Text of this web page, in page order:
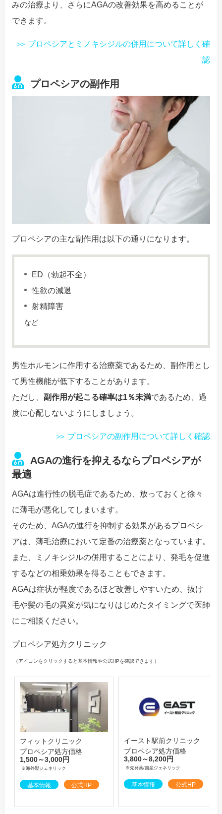
みの治療より、さらにAGAの改善効果を高めることが
できます。
プロペシアとミノキシジルの併用について詳しく確
認
プロペシアの副作用
プロペシアの主な副作用は以下の通りになります。
ED（勃起不全）
性欲の減退
射精障害
など
男性ホルモンに作用する治療薬であるため、副作用とし
て男性機能が低下することがあります。
ただし、 副作用が起こる確率は1％未満であるため、過
度に心配しないようにしましょう。
プロペシアの副作用について詳しく確認
AGAの進行を抑えるならプロペシアが
最適
AGAは進行性の脱毛症であるため、放っておくと徐々
に薄毛が悪化してしまいます。
そのため、AGAの進行を抑制する効果があるプロペシ
アは、薄毛治療において定番の治療薬となっています。
また、ミノキシジルの併用することにより、発毛を促進
するなどの相乗効果を得ることもできます。
AGAは症状が軽度であるほど改善しやすいため、抜け
毛や髪の毛の異変が気になりはじめたタイミングで医師
にご相談ください。
プロペシア処方クリニック
（アイコンをクリックすると基本情報や公式HPを確認できます）
フィットクリニック
プロペシア処方価格
1,500～3,000円
※海外製ジェネリック
基本情報 公式HP
イースト駅前クリニック
プロペシア処方価格
3,800～8,200円
※先発薬/国産ジェネリック
基本情報 公式HP